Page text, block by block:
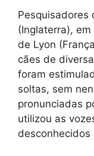
Pesquisadores
(Inglaterra),
de Lyon
cães de
foram
soltas, sem
pronunciadas
utilizou as
desconhecidos